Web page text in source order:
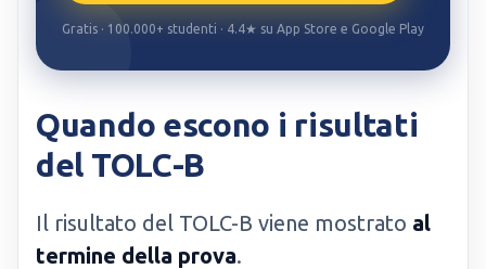
Gratis · 100.000+ studenti · 4.4★ su App Store e Google Play
Quando escono i risultati
del TOLC-B
Il risultato del TOLC-B viene mostrato al
termine della prova.